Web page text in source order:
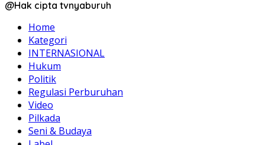
@Hak cipta tvnyaburuh
Home
Kategori
INTERNASIONAL
Hukum
Politik
Regulasi Perburuhan
Video
Pilkada
Seni & Budaya